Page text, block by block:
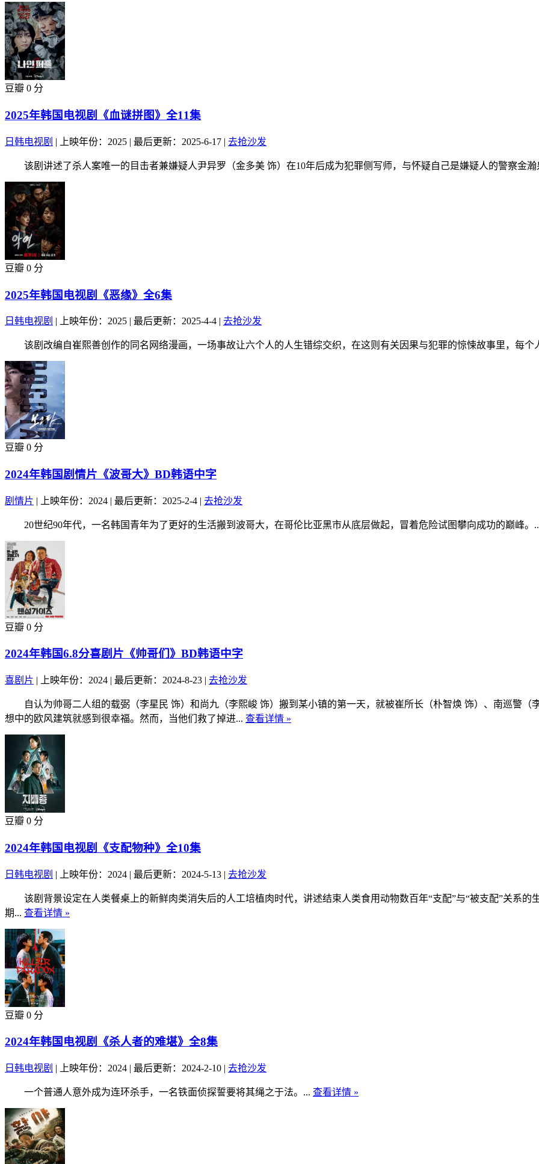
豆瓣 0 分
2025年韩国电视剧《血谜拼图》全11集
日韩电视剧 | 上映年份：2025 | 最后更新：2025-6-17 | 去抢沙发
该剧讲述了杀人案唯一的目击者兼嫌疑人尹异罗（金多美 饰）在10年后成为犯罪侧写师，与怀疑自己是嫌疑人的警察金瀚
豆瓣 0 分
2025年韩国电视剧《恶缘》全6集
日韩电视剧 | 上映年份：2025 | 最后更新：2025-4-4 | 去抢沙发
该剧改编自崔熙善创作的同名网络漫画，一场事故让六个人的人生错综交织，在这则有关因果与犯罪的惊悚故事里，每个
豆瓣 0 分
2024年韩国剧情片《波哥大》BD韩语中字
剧情片 | 上映年份：2024 | 最后更新：2025-2-4 | 去抢沙发
20世纪90年代，一名韩国青年为了更好的生活搬到波哥大，在哥伦比亚黑市从底层做起，冒着危险试图攀向成功的巅峰。
豆瓣 0 分
2024年韩国6.8分喜剧片《帅哥们》BD韩语中字
喜剧片 | 上映年份：2024 | 最后更新：2024-8-23 | 去抢沙发
自认为帅哥二人组的载弼（李星民 饰）和尚九（李熙峻 饰）搬到某小镇的第一天，就被崔所长（朴智焕 饰）、南巡警（
想中的欧风建筑就感到很幸福。然而，当他们救了掉进... 查看详情 »
豆瓣 0 分
2024年韩国电视剧《支配物种》全10集
日韩电视剧 | 上映年份：2024 | 最后更新：2024-5-13 | 去抢沙发
该剧背景设定在人类餐桌上的新鲜肉类消失后的人工培植肉时代，讲述结束人类食用动物数百年“支配”与“被支配”关系的
期... 查看详情 »
豆瓣 0 分
2024年韩国电视剧《杀人者的难堪》全8集
日韩电视剧 | 上映年份：2024 | 最后更新：2024-2-10 | 去抢沙发
一个普通人意外成为连环杀手，一名铁面侦探誓要将其绳之于法。... 查看详情 »